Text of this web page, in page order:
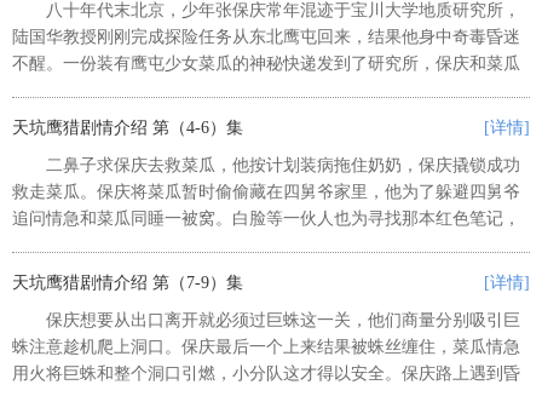
八十年代末北京，少年张保庆常年混迹于宝川大学地质研究所，
陆国华教授刚刚完成探险任务从东北鹰屯回来，结果他身中奇毒昏迷
不醒。一份装有鹰屯少女菜瓜的神秘快递发到了研究所，保庆和菜瓜
后却不知为何出现在北京。为了...
天坑鹰猎剧情介绍 第（4-6）集 [详情]
二鼻子求保庆去救菜瓜，他按计划装病拖住奶奶，保庆撬锁成功
救走菜瓜。保庆将菜瓜暂时偷偷藏在四舅爷家里，他为了躲避四舅爷
追问情急和菜瓜同睡一被窝。白脸等一伙人也为寻找那本红色笔记，
不曾想原野先一步去偷拍资料，...
天坑鹰猎剧情介绍 第（7-9）集 [详情]
保庆想要从出口离开就必须过巨蛛这一关，他们商量分别吸引巨
蛛注意趁机爬上洞口。保庆最后一个上来结果被蛛丝缠住，菜瓜情急
用火将巨蛛和整个洞口引燃，小分队这才得以安全。保庆路上遇到昏